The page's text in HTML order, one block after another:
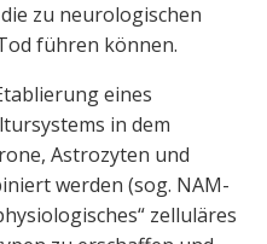
zu neurologischen
führen können.
eines
in dem
Astrozyten und
werden (sog. NAM-
zelluläres